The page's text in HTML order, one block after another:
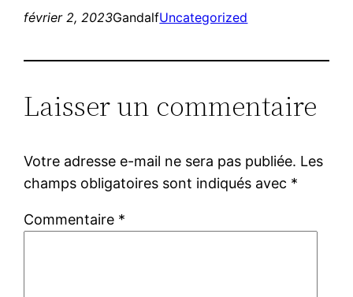
février 2, 2023GandalfUncategorized
Laisser un commentaire
Votre adresse e-mail ne sera pas publiée. Les
champs obligatoires sont indiqués avec *
Commentaire *